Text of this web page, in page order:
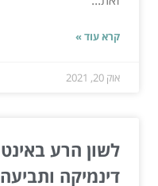
קרא עוד »
אוק 20, 2021
לשון הרע
דינמיקה